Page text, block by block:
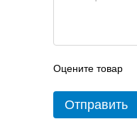
Оцените товар
Отправить